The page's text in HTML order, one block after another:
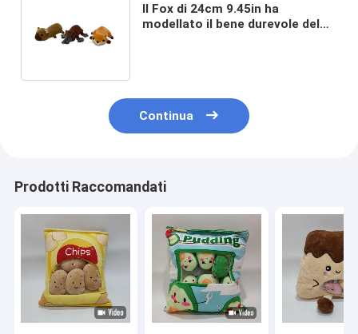
Il Fox di 24cm 9.45in ha
modellato il bene durevole del
Continua
Prodotti Raccomandati